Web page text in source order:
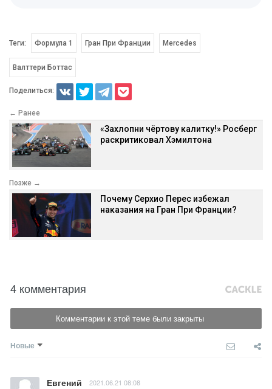
Теги: Формула 1 Гран При Франции Mercedes
Валттери Боттас
Поделиться:
← Ранее
«Захлопни чёртову калитку!» Росберг
раскритиковал Хэмилтона
Позже →
Почему Серхио Перес избежал
наказания на Гран При Франции?
4 комментария
Комментарии к этой теме были закрыты
Новые
Евгений 2021.06.21 08:08